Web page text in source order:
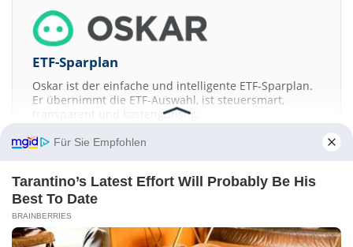
ETF-Sparplan
Oskar ist der einfache und intelligente ETF-Sparplan.
Er übernimmt die ETF-Auswahl, ist steuersmart,
transparent und kostengünstig.
JETZT MEHR ERFAHREN
Aktien ATX DAX EuroStoxx 50 Dow Jones NASDAQ 100 Nikkei 225
Für Sie Empfohlen
Tarantino’s Latest Effort Will Probably Be His
Best To Date
BRAINBERRIES